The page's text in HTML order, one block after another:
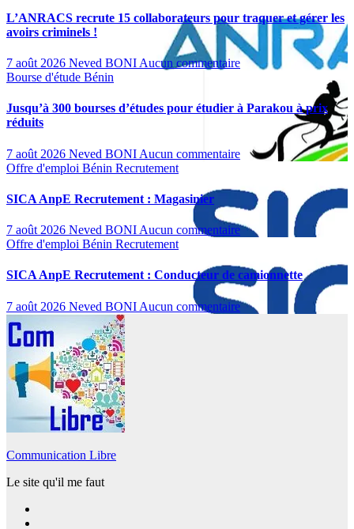
L’ANRACS recrute 15 collaborateurs pour traquer et gérer les
avoirs criminels !
7 août 2026 Neved BONI Aucun commentaire
Bourse d'étude Bénin
Jusqu’à 300 bourses d’études pour étudier à Parakou à prix
réduits
7 août 2026 Neved BONI Aucun commentaire
Offre d'emploi Bénin Recrutement
SICA AnpE Recrutement : Magasinier
7 août 2026 Neved BONI Aucun commentaire
Offre d'emploi Bénin Recrutement
SICA AnpE Recrutement : Conducteur de camionnette
7 août 2026 Neved BONI Aucun commentaire
Communication Libre
Le site qu'il me faut